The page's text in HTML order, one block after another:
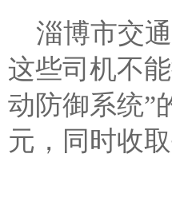
淄博市交
这些司机不
动防御系统”
元，同时收